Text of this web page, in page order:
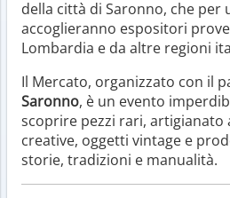
della città di Saronno, che per
accoglieranno espositori
Lombardia e da altre regioni
Il Mercato, organizzato con il
Saronno, è un evento
scoprire pezzi rari, artigianato
creative, oggetti vintage e
storie, tradizioni e manualità.